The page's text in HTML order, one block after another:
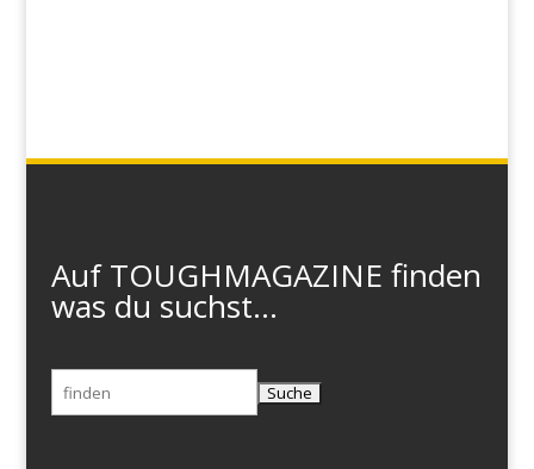
Auf TOUGHMAGAZINE finden
was du suchst...
Suchen
nach: